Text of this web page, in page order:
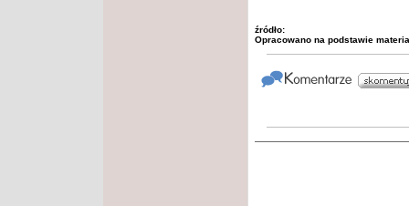
źródło:
Opracowano na podstawie